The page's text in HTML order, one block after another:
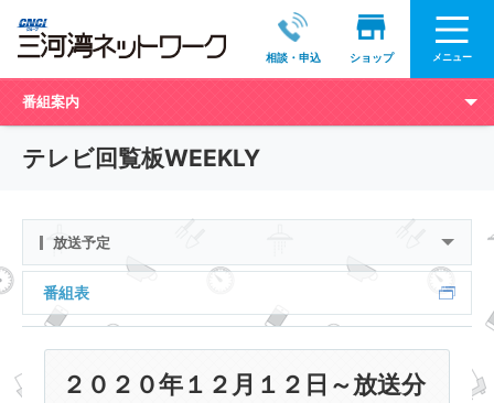
相談・申込 ショップ メニュー
番組案内
テレビ回覧板WEEKLY
放送予定
番組表
２０２０年１２月１２日～放送分